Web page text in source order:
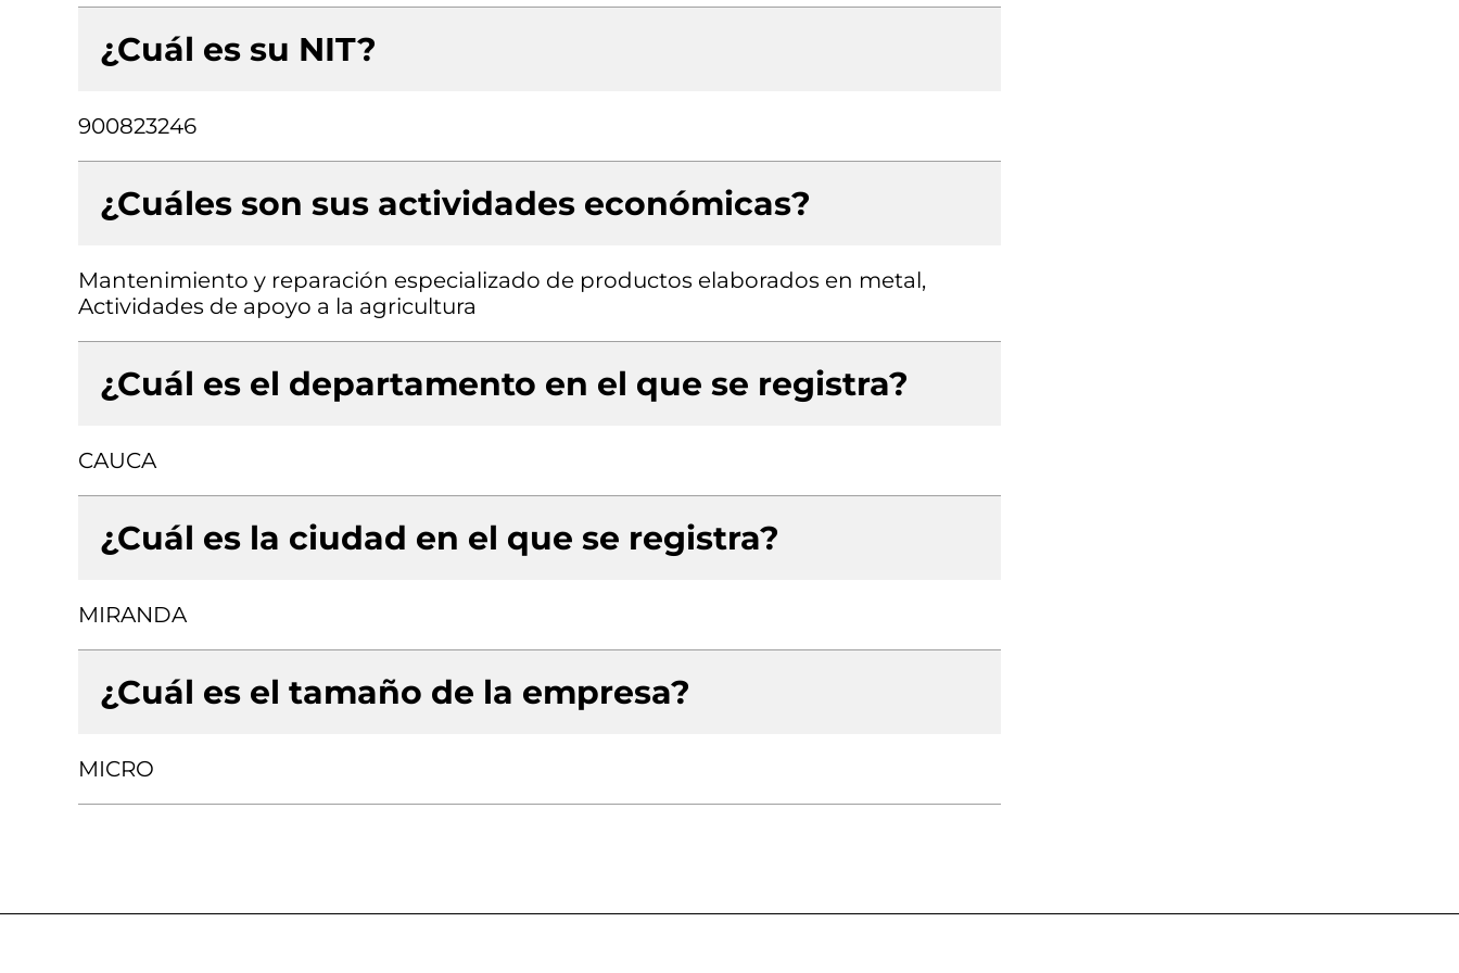
¿Cuál es su NIT?
900823246
¿Cuáles son sus actividades económicas?
Mantenimiento y reparación especializado de productos elaborados en metal,
Actividades de apoyo a la agricultura
¿Cuál es el departamento en el que se registra?
CAUCA
¿Cuál es la ciudad en el que se registra?
MIRANDA
¿Cuál es el tamaño de la empresa?
MICRO